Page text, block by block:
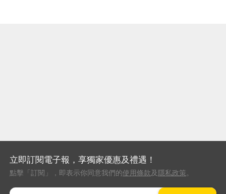
立即訂閱電子報，享獨家優惠及禮遇！
點擊「訂閱」，即表示你同意我們的使用條款及 隱私政策。